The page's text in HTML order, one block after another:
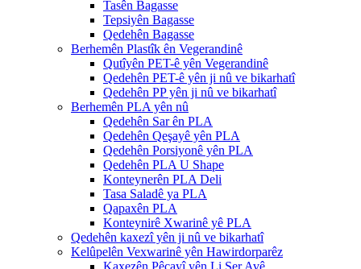
Tasên Bagasse
Tepsiyên Bagasse
Qedehên Bagasse
Berhemên Plastîk ên Vegerandinê
Qutîyên PET-ê yên Vegerandinê
Qedehên PET-ê yên ji nû ve bikarhatî
Qedehên PP yên ji nû ve bikarhatî
Berhemên PLA yên nû
Qedehên Sar ên PLA
Qedehên Qeşayê yên PLA
Qedehên Porsiyonê yên PLA
Qedehên PLA U Shape
Konteynerên PLA Deli
Tasa Saladê ya PLA
Qapaxên PLA
Konteynirê Xwarinê yê PLA
Qedehên kaxezî yên ji nû ve bikarhatî
Kelûpelên Vexwarinê yên Hawirdorparêz
Kaxezên Pêçayî yên Li Ser Avê